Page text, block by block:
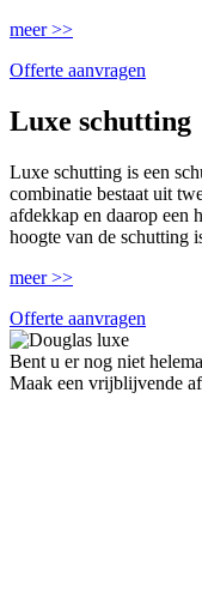
meer >>
Offerte aanvragen
Luxe schutting
Luxe schutting is een
combinatie bestaat uit
afdekkap en daarop een
hoogte van de schutting
meer >>
Offerte aanvragen
Bent u er nog niet
Maak een vrijblijvende